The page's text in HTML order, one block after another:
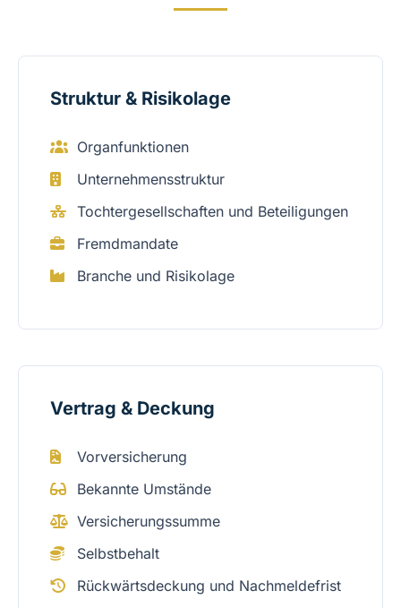
Struktur & Risikolage
Organfunktionen
Unternehmensstruktur
Tochtergesellschaften und Beteiligungen
Fremdmandate
Branche und Risikolage
Vertrag & Deckung
Vorversicherung
Bekannte Umstände
Versicherungssumme
Selbstbehalt
Rückwärtsdeckung und Nachmeldefrist